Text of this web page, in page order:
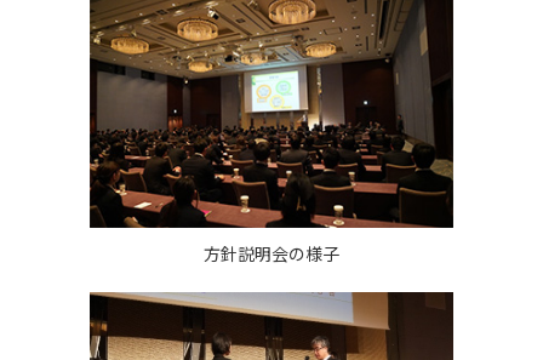
方針説明会の様子